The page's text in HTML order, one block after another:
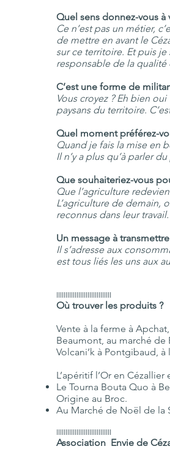
Quel sens donnez-vous à
Ce n’est pas un métier,
de mettre en avant le
sur ce territoire. Et puis
responsable de la qualité
C’est une forme de
Vous croyez ? Eh bien
paysans du territoire.
Quel moment préférez-
Quand je fais la mise en
Il n’y a plus qu’à parler
Que souhaiteriez-vous
Que l’agriculture
L’agriculture de demain,
reconnus dans leur travail.
Un message à
Il s’adresse aux
est tous liés les uns aux
IIIIIIIIIIIIIIIIIIIIIIIIIIIIII
Où trouver les produits ?
Vente à la ferme à
Beaumont, au marché de
Volcani’k à Pontgibaud,
L’apéritif l’Or en
Le Tourna Bouta Quo à
Origine au Broc.
Au Marché de Noël de la
IIIIIIIIIIIIIIIIIIIIIIIIIIIIII
Association Envie de